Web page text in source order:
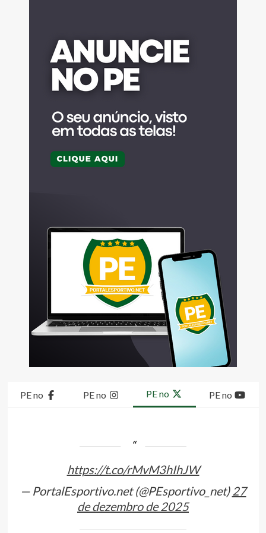
PE no PE no PE no PE no
https://t.co/rMvM3hIhJW
— PortalEsportivo.net (@PEsportivo_net)27
de dezembro de 2025